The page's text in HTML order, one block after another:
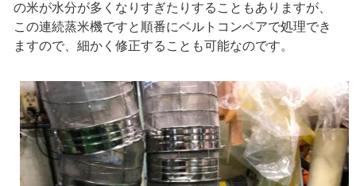
の米が水分が多くなりすぎたりすることもありますが、
この連続蒸米機ですと順番にベルトコンベアで処理でき
ますので、細かく修正することも可能なのです。